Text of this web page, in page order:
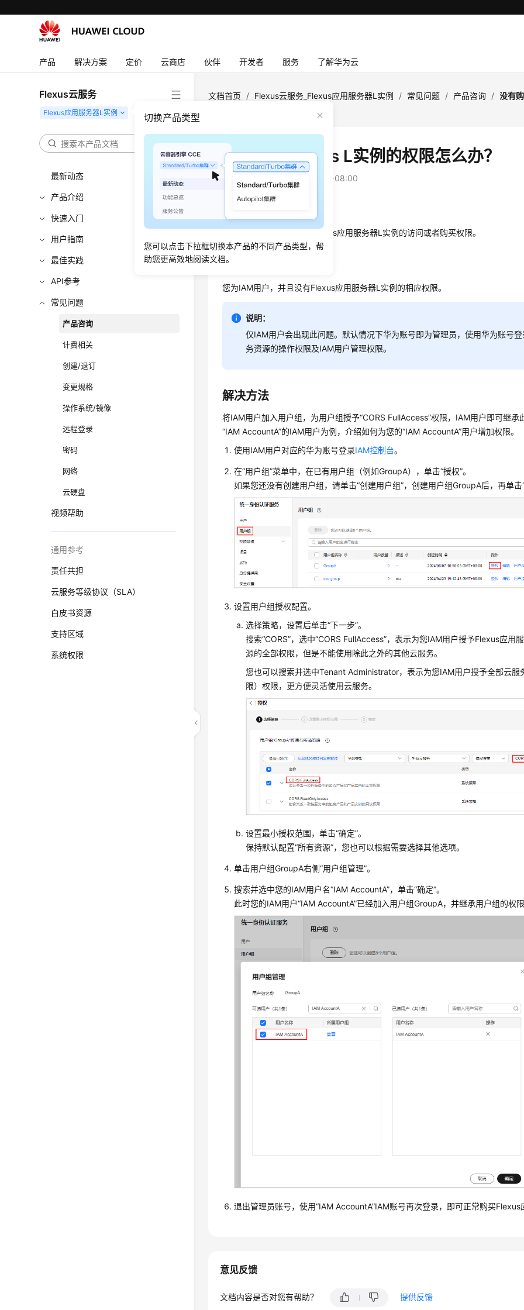
产品 解决方案 定价 云商店 伙伴 开发者 服务 了解华为云
Flexus云服务
切换产品类型
您可以点击下拉框切换本产品的不同产品类型，帮
助您更高效地阅读文档。
最新动态
产品介绍
快速入门
用户指南
最佳实践
API参考
常见问题
产品咨询
计费相关
创建/退订
变更规格
操作系统/镜像
远程登录
密码
网络
云硬盘
视频帮助
通用参考
责任共担
云服务等级协议（SLA）
白皮书资源
支持区域
系统权限
文档首页 / Flexus云服务_Flexus应用服务器L实例 / 常见问题 / 产品咨询 / 没有
没有购买Flexus L实例的权限怎么办？
2024-09-12 GMT+08:00
Flexus应用服务器L实例的访问或者购买权限。
可能原因
您为IAM用户，并且没有Flexus应用服务器L实例的相应权限。
说明：
仅IAM用户会出现此问题。默认情况下华为账号即为管理员，使用华为账号
务资源的操作权限及IAM用户管理权限。
解决方法
将IAM用户加入用户组，为用户组授予“CORS FullAccess”权限，IAM用户即可继承
“IAM AccountA”的IAM用户为例，介绍如何为您的“IAM AccountA”用户增加权限。
使用IAM用户对应的华为账号登录IAM控制台。
在“用户组”菜单中，在已有用户组（例如GroupA），单击“授权”。
如果您还没有创建用户组，请单击“创建用户组”，创建用户组GroupA后，再单击
设置用户组授权配置。
选择策略，设置后单击“下一步”。
搜索“CORS”，选中“CORS FullAccess”，表示为您IAM用户授予Flexus应用
源的全部权限，但是不能使用除此之外的其他云服务。
您也可以搜索并选中Tenant Administrator，表示为您IAM用户授予全部云服
限）权限，更方便灵活使用云服务。
设置最小授权范围，单击“确定”。
保持默认配置“所有资源”，您也可以根据需要选择其他选项。
单击用户组GroupA右侧“用户组管理”。
搜索并选中您的IAM用户名“IAM AccountA”，单击“确定”。
此时您的IAM用户“IAM AccountA”已经加入用户组GroupA，并继承用户组的权
退出管理员账号，使用“IAM AccountA”IAM账号再次登录，即可正常购买Flexus
意见反馈
文档内容是否对您有帮助？ 提供反馈